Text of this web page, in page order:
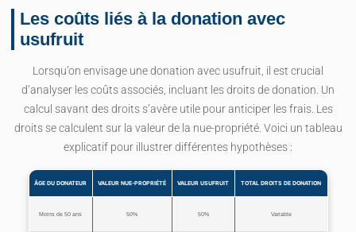
Les coûts liés à la donation avec
usufruit
Lorsqu’on envisage une donation avec usufruit, il est crucial
d’analyser les coûts associés, incluant les droits de donation. Un
calcul savant des droits s’avère utile pour anticiper les frais. Les
droits se calculent sur la valeur de la nue-propriété. Voici un tableau
explicatif pour illustrer différentes hypothèses :
ÂGE DU DONATEUR VALEUR NUE-PROPRIÉTÉ VALEUR USUFRUIT TOTAL DROITS DE DONATION
Moins de 50 ans 50% 50% Variable